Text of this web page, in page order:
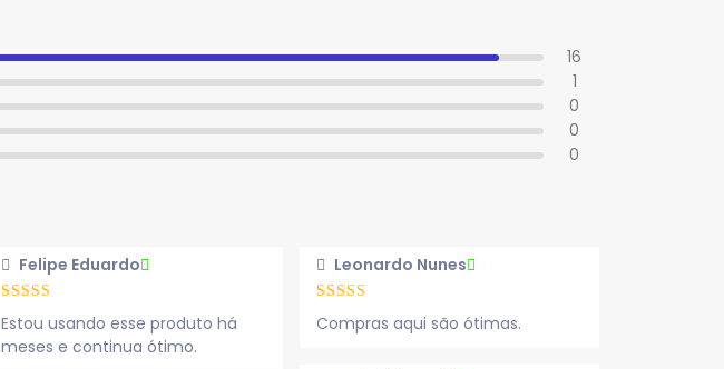
16
1
0
0
0
Felipe Eduardo
Estou usando esse produto há
meses e continua ótimo.
Leonardo Nunes
Compras aqui são ótimas.